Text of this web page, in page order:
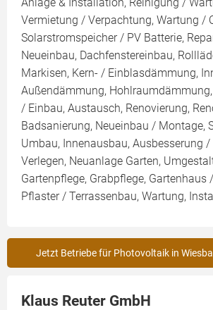
Vermietung / Verpachtung, Wartung /
Solarstromspeicher / PV Batterie,
Neueinbau, Dachfenstereinbau,
Markisen, Kern- / Einblasdämmung,
Außendämmung,
/ Einbau, Austausch, Renovierung,
Badsanierung, Neueinbau / Montage,
Umbau, Innenausbau, Ausbesserung /
Verlegen, Neuanlage Garten,
Gartenpflege, Grabpflege, Gartenhaus
Pflaster / Terrassenbau, Wartung,
Jetzt Betriebe für Photovoltaik in
Klaus Reuter GmbH